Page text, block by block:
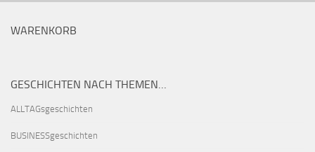
WARENKORB
GESCHICHTEN NACH THEMEN…
ALLTAGsgeschichten
BUSINESSgeschichten